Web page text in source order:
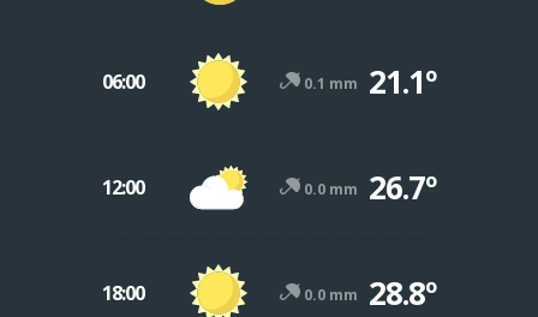
06:00 0.1 mm 21.1º
12:00 0.0 mm 26.7º
18:00 0.0 mm 28.8º